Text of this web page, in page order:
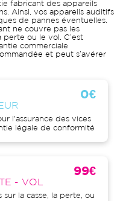
fabricant des appareils
Ainsi, vos appareils auditifs
de pannes éventuelles.
ne couvre pas les
perte ou le vol. C’est
commerciale
et peut s’avérer
0€
l'assurance des vices
légale de conformité
- VOL
99€
sur la casse, la perte, ou